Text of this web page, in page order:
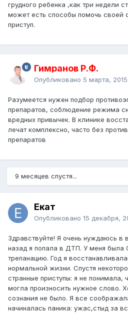
грудного ребенка ,как три недели
может есть способы помочь своей
приступ.
Гимранов Р.Ф.
Опубликовано 5 марта, 2015
Разумеется нужен подбор
препаратов, соблюдение режима
вредных привычек. В клинике
лечат комплексно, часто без
препаратов
9 месяцев спустя...
Екат
Опубликовано 15 декабря,
Здравствуйте! Я очень нуждаюсь в
назад я попала в ДТП. У меня
трепанацию. Год я
нормальной жизни. Спустя
странные приступы: я не понимала,
могла произносить нужное слово.
сознания не было. Я все
начиналась паника: ужас,стыд за